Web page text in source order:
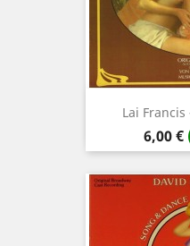
Lai
Preis
6,00 €